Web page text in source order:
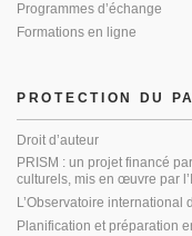
PROTECTION DU
Droit d’auteur
PRISM : un projet financé
culturels, mis en œuvre par
L’Observatoire
Planification et préparation
Programmes d’échange
Formations en ligne